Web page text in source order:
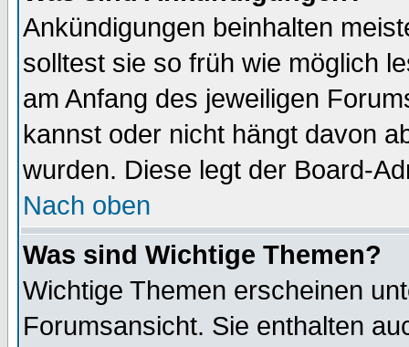
Ankündigungen beinhalten
solltest sie so früh wie möglich
am Anfang des jeweiligen
kannst oder nicht hängt davon
wurden. Diese legt der Board-
Nach oben
Was sind Wichtige Themen?
Wichtige Themen erscheinen
Forumsansicht. Sie enthalten